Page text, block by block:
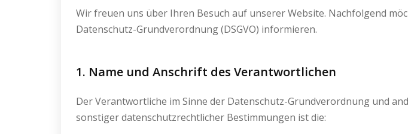
Wir freuen uns über Ihren Besuch auf unserer Website. Nachfolgend
Datenschutz-Grundverordnung (DSGVO) informieren.
1. Name und Anschrift des Verantwortlichen
Der Verantwortliche im Sinne der Datenschutz-Grundverordnung und
sonstiger datenschutzrechtlicher Bestimmungen ist die: